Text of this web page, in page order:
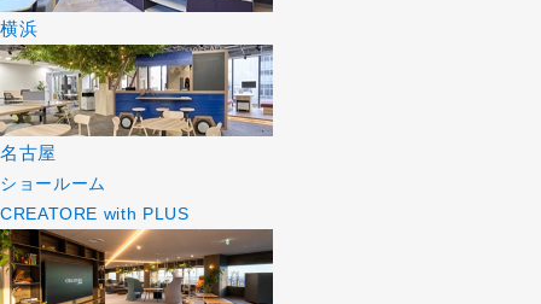
横浜
名古屋
ショールーム
CREATORE with PLUS